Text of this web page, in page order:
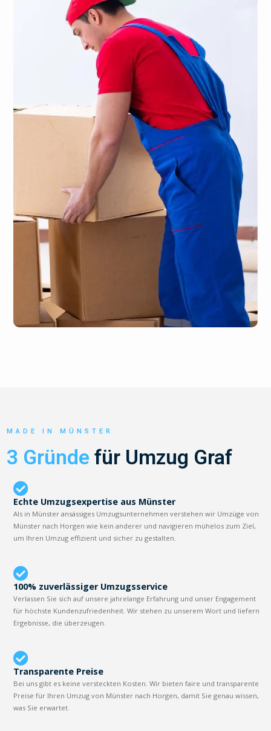
MADE IN MÜNSTER
3 Gründe für Umzug Graf
Echte Umzugsexpertise aus Münster
Als in Münster ansässiges Umzugsunternehmen verstehen wir Umzüge von
Münster nach Horgen wie kein anderer und navigieren mühelos zum Ziel,
um Ihren Umzug effizient und sicher zu gestalten.
100% zuverlässiger Umzugsservice
Verlassen Sie sich auf unsere jahrelange Erfahrung und unser Engagement
für höchste Kundenzufriedenheit. Wir stehen zu unserem Wort und liefern
Ergebnisse, die überzeugen.
Transparente Preise
Bei uns gibt es keine versteckten Kosten. Wir bieten faire und transparente
Preise für Ihren Umzug von Münster nach Horgen, damit Sie genau wissen,
was Sie erwartet.